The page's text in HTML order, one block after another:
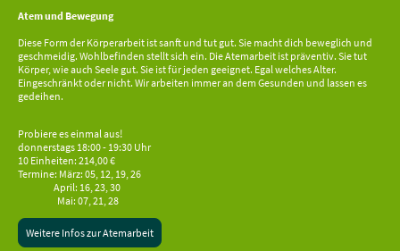
Atem und Bewegung
Diese Form der Körperarbeit ist sanft und tut gut. Sie macht dich beweglich und
geschmeidig. Wohlbefinden stellt sich ein. Die Atemarbeit ist präventiv. Sie tut
Körper, wie auch Seele gut. Sie ist für jeden geeignet. Egal welches Alter.
Eingeschränkt oder nicht. Wir arbeiten immer an dem Gesunden und lassen es
gedeihen.
Probiere es einmal aus!
donnerstags 18:00 - 19:30 Uhr
10 Einheiten: 214,00 €
Termine: März: 05, 12, 19, 26
April: 16, 23, 30
Mai: 07, 21, 28
Weitere Infos zur Atemarbeit